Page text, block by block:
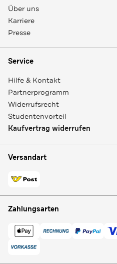
Über uns
Karriere
Presse
Service
Hilfe & Kontakt
Partnerprogramm
Widerrufsrecht
Studentenvorteil
Kaufvertrag widerrufen
Versandart
Zahlungsarten